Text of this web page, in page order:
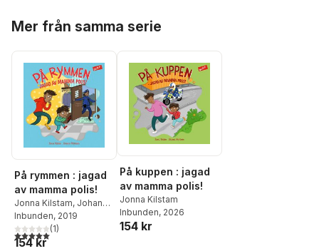
Mer från samma serie
På rymmen : jagad
av mamma polis!
Jonna Kilstam, Johanna
Arpiainen
Inbunden, 2019
5,0utav 5 stjärnor. Totalt antal röster:
(1)
154 kr
På kuppen : jagad
av mamma polis!
Jonna Kilstam
Inbunden, 2026
154 kr